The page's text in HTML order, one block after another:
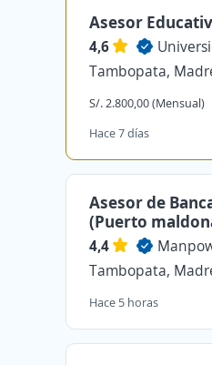
Asesor
4,6
Tambopata,
S/. 2.800,00 (Mensual)
Hace 7 días
Asesor de
(Puerto
4,4
Tambopata,
Hace 5 horas